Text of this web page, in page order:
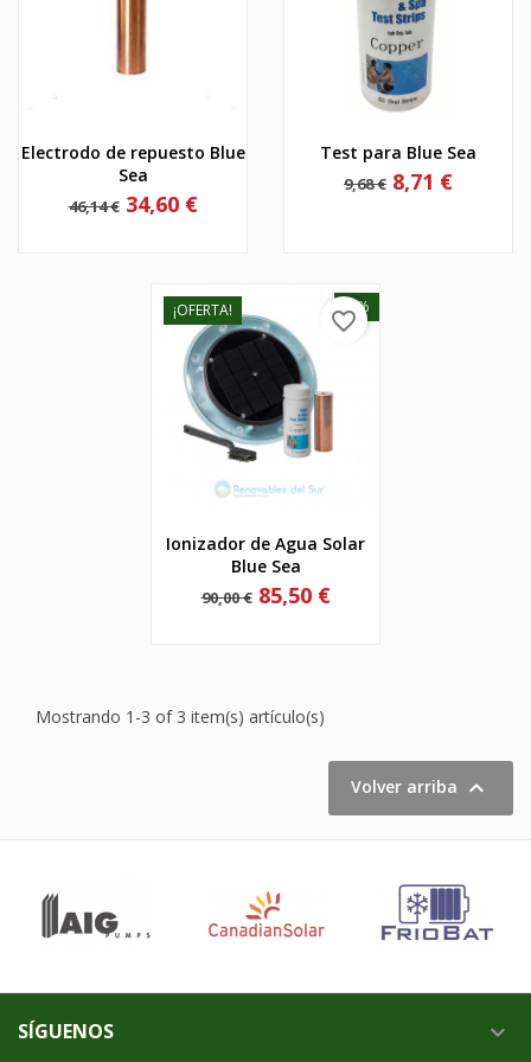
Electrodo de repuesto Blue
Sea
Precio
base
46,14 € Precio
34,60 €
Test para Blue Sea
Precio
base
9,68 € Precio
8,71 €
¡OFERTA!
Ionizador de Agua Solar
Blue Sea
Precio
base
90,00 €
-5%
Precio
85,50 €
favorite_border
Mostrando 1-3 of 3 item(s) artículo(s)
Volver arriba 
SÍGUENOS 